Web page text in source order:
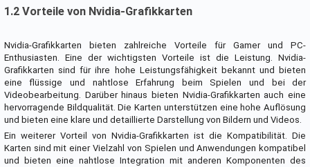
1.2 Vorteile von Nvidia-Grafikkarten
Nvidia-Grafikkarten bieten zahlreiche Vorteile für Gamer und PC-
Enthusiasten. Eine der wichtigsten Vorteile ist die Leistung. Nvidia-
Grafikkarten sind für ihre hohe Leistungsfähigkeit bekannt und bieten
eine flüssige und nahtlose Erfahrung beim Spielen und bei der
Videobearbeitung. Darüber hinaus bieten Nvidia-Grafikkarten auch eine
hervorragende Bildqualität. Die Karten unterstützen eine hohe Auflösung
und bieten eine klare und detaillierte Darstellung von Bildern und Videos.
Ein weiterer Vorteil von Nvidia-Grafikkarten ist die Kompatibilität. Die
Karten sind mit einer Vielzahl von Spielen und Anwendungen kompatibel
und bieten eine nahtlose Integration mit anderen Komponenten des